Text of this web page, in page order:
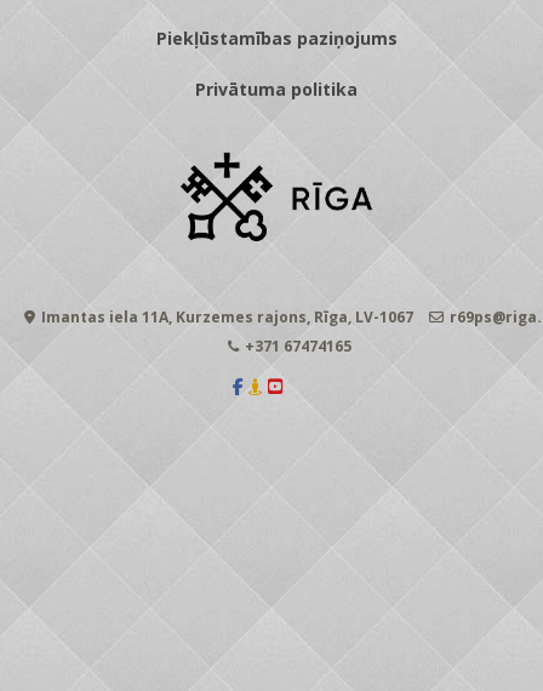
Piekļūstamības paziņojums
Privātuma politika
Imantas iela 11A, Kurzemes rajons, Rīga, LV-1067
+371 67474165